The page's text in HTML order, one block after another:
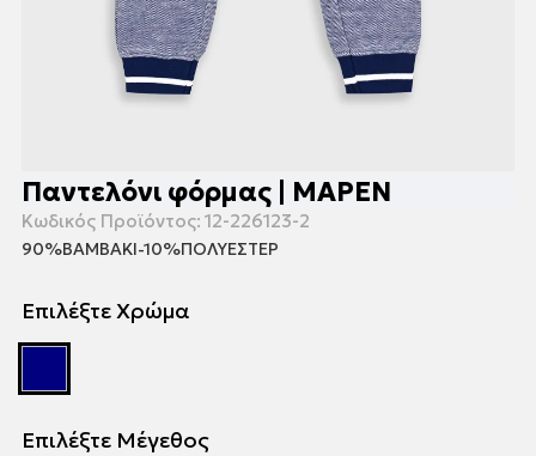
Παντελόνι φόρμας | ΜΑΡΕΝ
Κωδικός Προϊόντος: 12-226123-2
90%ΒΑΜΒΑΚΙ-10%ΠΟΛΥΕΣΤΕΡ
Επιλέξτε Χρώμα
Επιλέξτε Μέγεθος